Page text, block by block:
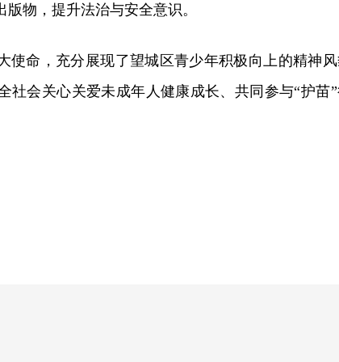
物，提升法治与安全意识。
使命，充分展现了望城区青少年积极向上的精神
社会关心关爱未成年人健康成长、共同参与“护苗